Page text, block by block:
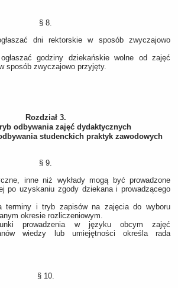
§ 8.
dni rektorskie w sposób zwyczajowo
godziny dziekańskie wolne od zajęć
sposób zwyczajowo przyjęty.
Rozdział 3.
odbywania zajęć dydaktycznych
studenckich praktyk zawodowych
§ 9.
inne niż wykłady mogą być prowadzone
po uzyskaniu zgody dziekana i prowadzącego
terminy i tryb zapisów na zajęcia do wyboru
okresie rozliczeniowym.
prowadzenia w języku obcym zajęć
wiedzy lub umiejętności określa rada
§ 10.